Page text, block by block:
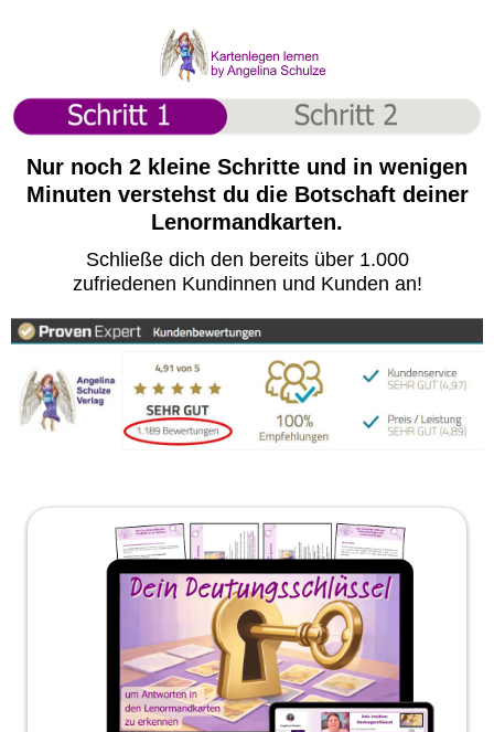
Nur noch 2 kleine Schritte und in wenigen
Minuten verstehst du die Botschaft deiner
Lenormandkarten.
Schließe dich den bereits über 1.000
zufriedenen Kundinnen und Kunden an!